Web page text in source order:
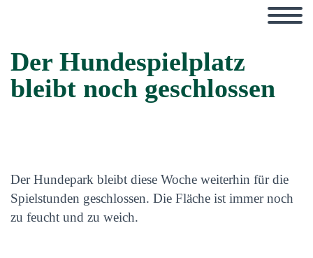
Der Hundespielplatz
bleibt noch geschlossen
Der Hundepark bleibt diese Woche weiterhin für die
Spielstunden geschlossen. Die Fläche ist immer noch
zu feucht und zu weich.